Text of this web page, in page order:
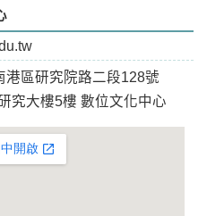
港區研究院路二段128號
究大樓5樓 數位文化中心